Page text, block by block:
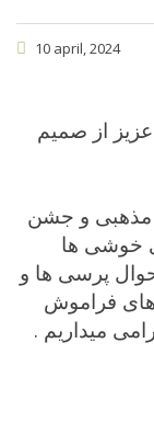
10 april, 2024
از صمیم
و مذهبی و جشن
خوشی ها
پرسی ها و
های فراموش
میداریم .